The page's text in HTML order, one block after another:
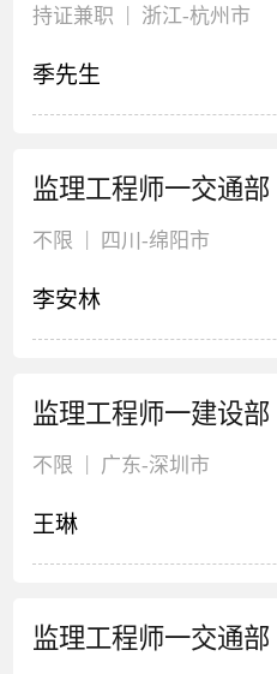
持证兼职 | 浙江-杭州市
季先生
监理工程师一交通部
不限 | 四川 -绵阳市
李安林
监理工程师一建设部
不限 | 广东-深圳市
王琳
监理工程师一交通部